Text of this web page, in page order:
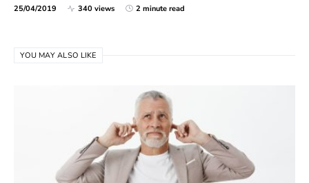
25/04/2019 340 views 2 minute read
YOU MAY ALSO LIKE